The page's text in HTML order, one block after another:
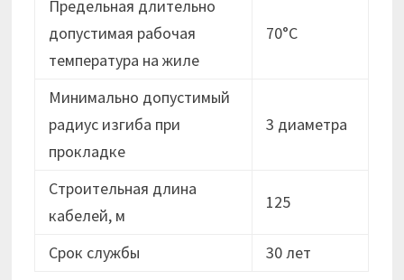
Предельная длительно
допустимая рабочая
температура на жиле
70°C
Минимально допустимый
радиус изгиба при
прокладке
3 диаметра
Строительная длина
кабелей, м
125
Срок службы 30 лет